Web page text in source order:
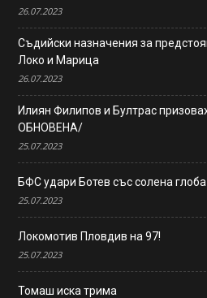
26.07.2023
Съдийски назначения за
Локо и Марица
26.07.2023
Илиян Филипов и Бултрас
ОБНОВЕНА/
25.07.2023
БФС удари Ботев със солена глоба
25.07.2023
Локомотив Пловдив на 97!
25.07.2023
Томаш иска трима